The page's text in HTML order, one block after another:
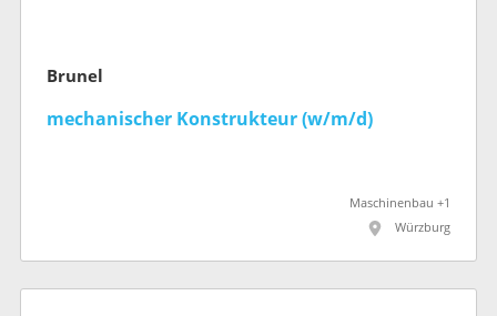
Brunel
mechanischer Konstrukteur (w/m/d)
Maschinenbau +1
Würzburg